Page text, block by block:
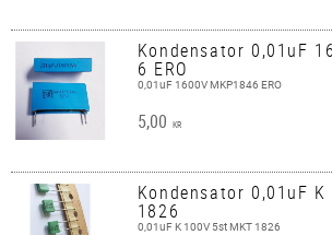
Kondensator 0,01uF
6 ERO
0,01uF 1600V MKP1846 ERO
5,00 KR
Kondensator 0,01uF
1826
0,01uF K 100V 5st MKT 1826